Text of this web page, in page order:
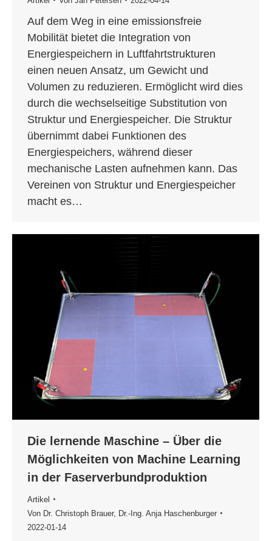
Auf dem Weg in eine emissionsfreie
Mobilität bietet die Integration von
Energiespeichern in Luftfahrtstrukturen
einen neuen Ansatz, um Gewicht und
Volumen zu reduzieren. Ermöglicht wird dies
durch die wechselseitige Substitution von
Struktur und Energiespeicher. Die Struktur
übernimmt dabei Funktionen des
Energiespeichers, während dieser
mechanische Lasten aufnehmen kann. Das
Vereinen von Struktur und Energiespeicher
macht es…
Die lernende Maschine – Über die
Möglichkeiten von Machine Learning
in der Faserverbundproduktion
Artikel
Von Dr. Christoph Brauer, Dr.-Ing. Anja Haschenburger
2022-01-14